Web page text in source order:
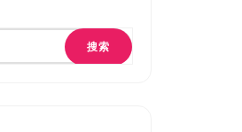
搜索